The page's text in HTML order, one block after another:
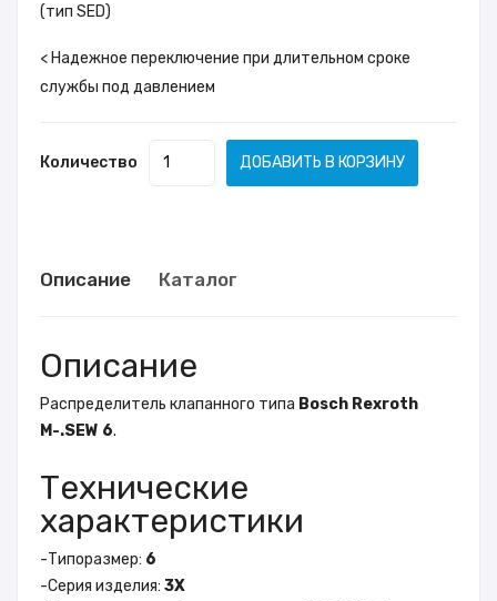
(тип SED)
< Надежное переключение при длительном сроке
службы под давлением
Количество ДОБАВИТЬ В КОРЗИНУ
Описание Каталог
Описание
Распределитель клапанного типа Bosch Rexroth
M-.SEW 6.
Технические
характеристики
-Типоразмер: 6
-Серия изделия: 3X